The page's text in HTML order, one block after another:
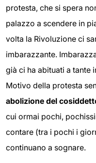
protesta, che si spera
palazzo a scendere in
volta la Rivoluzione ci
imbarazzante.
già ci ha abituati a tante
Motivo della protesta
abolizione del
cui ormai pochi,
contare (tra i pochi i
continuano a sognare.